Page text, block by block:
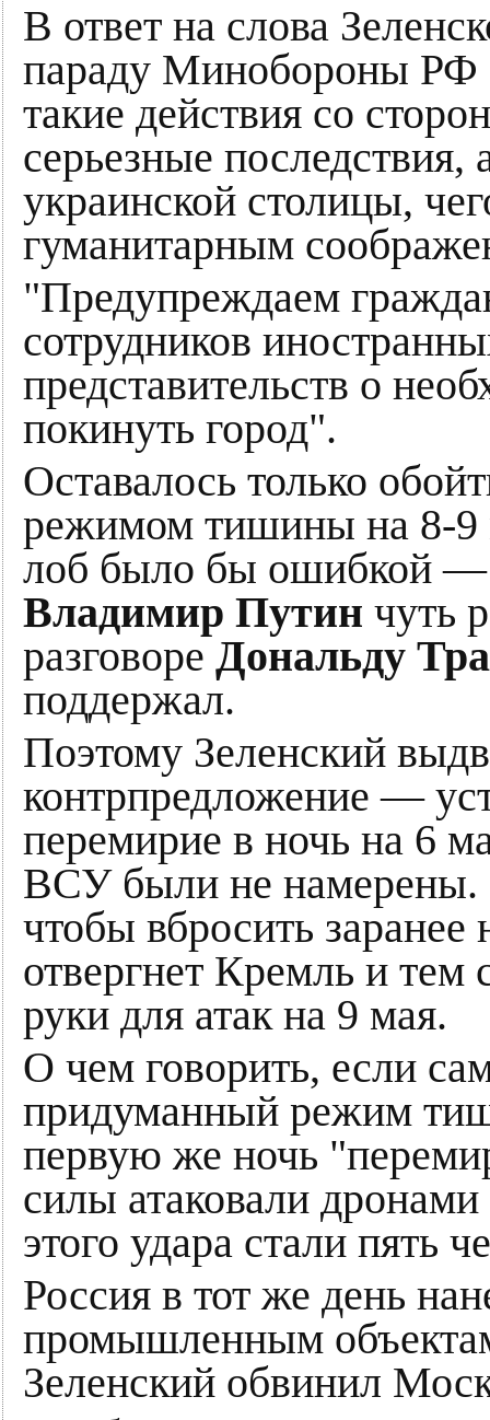
В ответ на слова
параду Минобороны РФ
такие действия со
серьезные
украинской столицы,
гуманитарным
"Предупреждаем
сотрудников
представительств о
покинуть город".
Оставалось только
режимом тишины на 8-9
лоб было бы ошибкой —
Владимир Путин чуть
разговоре Дональду
поддержал.
Поэтому Зеленский
контрпредложение —
перемирие в ночь на 6
ВСУ были не намерены.
чтобы вбросить
отвергнет Кремль и
руки для атак на 9 мая.
О чем говорить, если
придуманный режим
первую же ночь
силы атаковали
этого удара стали пять
Россия в тот же день
промышленным
Зеленский обвинил